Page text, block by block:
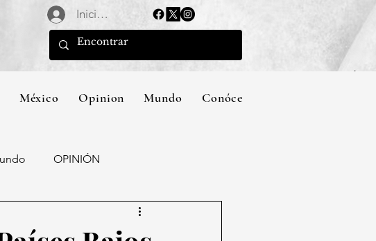
Iniciar sesión
México Opinion Mundo Conócenos
OPINIÓN